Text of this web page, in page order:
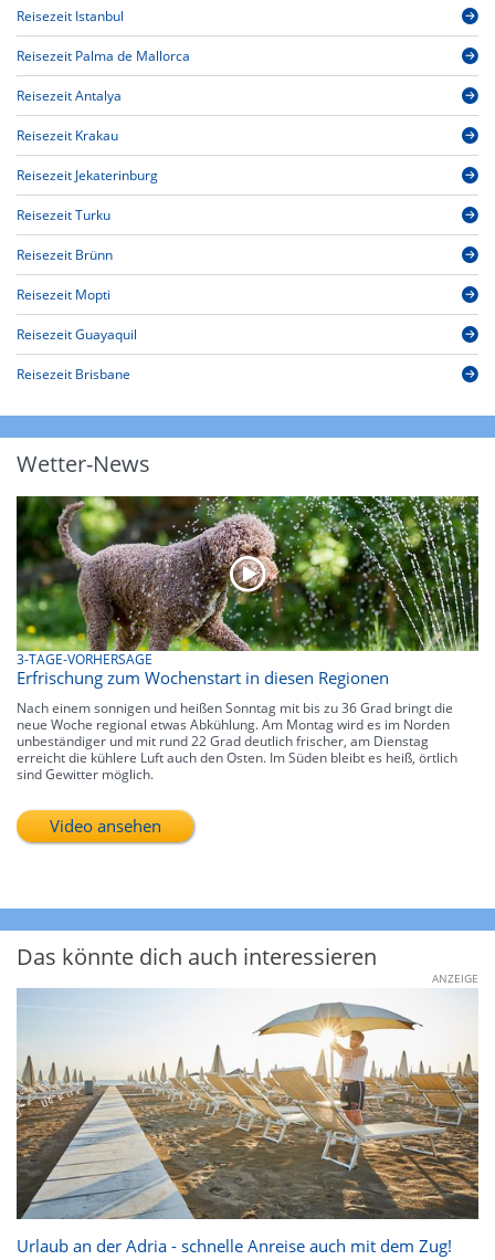
Reisezeit Istanbul
Reisezeit Palma de Mallorca
Reisezeit Antalya
Reisezeit Krakau
Reisezeit Jekaterinburg
Reisezeit Turku
Reisezeit Brünn
Reisezeit Mopti
Reisezeit Guayaquil
Reisezeit Brisbane
Wetter-News
3-TAGE-VORHERSAGE
Erfrischung zum Wochenstart in diesen Regionen
Nach einem sonnigen und heißen Sonntag mit bis zu 36 Grad bringt die
neue Woche regional etwas Abkühlung. Am Montag wird es im Norden
unbeständiger und mit rund 22 Grad deutlich frischer, am Dienstag
erreicht die kühlere Luft auch den Osten. Im Süden bleibt es heiß, örtlich
sind Gewitter möglich.
Video ansehen
Das könnte dich auch interessieren
ANZEIGE
Urlaub an der Adria - schnelle Anreise auch mit dem Zug!